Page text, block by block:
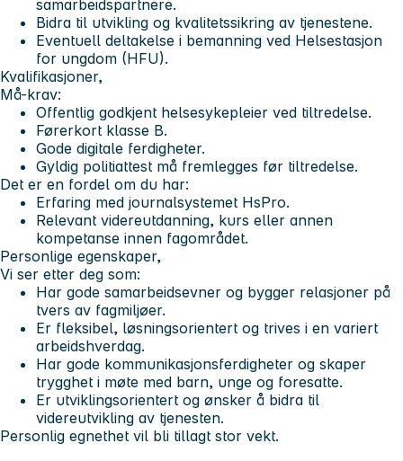
samarbeidspartnere.
Bidra til utvikling og kvalitetssikring av tjenestene.
Eventuell deltakelse i bemanning ved Helsestasjon
for ungdom (HFU).
Kvalifikasjoner,
Må-krav:
Offentlig godkjent helsesykepleier ved tiltredelse.
Førerkort klasse B.
Gode digitale ferdigheter.
Gyldig politiattest må fremlegges før tiltredelse.
Det er en fordel om du har:
Erfaring med journalsystemet HsPro.
Relevant videreutdanning, kurs eller annen
kompetanse innen fagområdet.
Personlige egenskaper,
Vi ser etter deg som:
Har gode samarbeidsevner og bygger relasjoner på
tvers av fagmiljøer.
Er fleksibel, løsningsorientert og trives i en variert
arbeidshverdag.
Har gode kommunikasjonsferdigheter og skaper
trygghet i møte med barn, unge og foresatte.
Er utviklingsorientert og ønsker å bidra til
videreutvikling av tjenesten.
Personlig egnethet vil bli tillagt stor vekt.